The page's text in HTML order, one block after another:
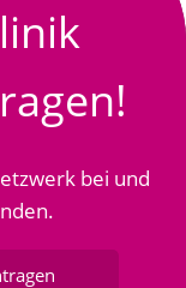
bei und